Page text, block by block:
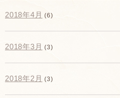
2018年4月 (6)
2018年3月 (3)
2018年2月 (3)